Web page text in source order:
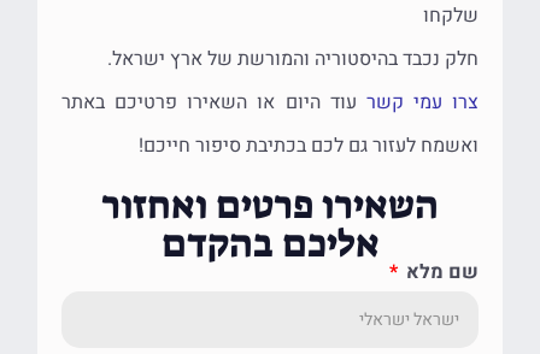
שלקחו
חלק נכבד בהיסטוריה והמורשת של ארץ ישראל.
צרו עמי קשר עוד היום או השאירו פרטיכם באתר
ואשמח לעזור גם לכם בכתיבת סיפור חייכם!
השאירו פרטים ואחזור
אליכם בהקדם
שם מלא